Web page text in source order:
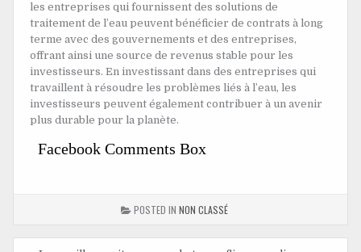
les entreprises qui fournissent des solutions de
traitement de l’eau peuvent bénéficier de contrats à long
terme avec des gouvernements et des entreprises,
offrant ainsi une source de revenus stable pour les
investisseurs. En investissant dans des entreprises qui
travaillent à résoudre les problèmes liés à l’eau, les
investisseurs peuvent également contribuer à un avenir
plus durable pour la planète.
Facebook Comments Box
POSTED IN NON CLASSÉ